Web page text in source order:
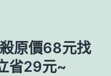
原價68元找
省29元~